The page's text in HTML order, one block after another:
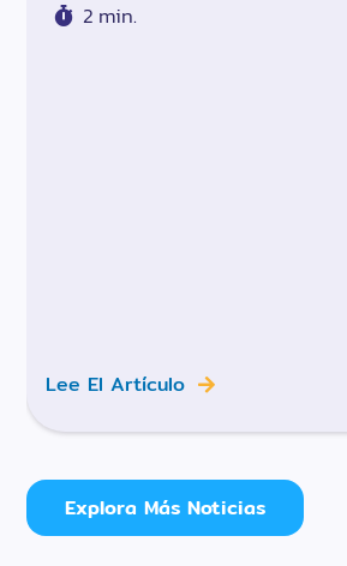
2 min.
Lee El Artículo
Explora Más Noticias